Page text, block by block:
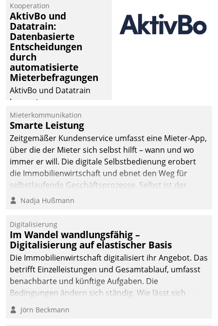
operativen
Instandhaltung in die
SAP-Systemlandschaft
deutscher
Wohnungsunternehmen
– und beschleunigt damit
den Weg vom
Mieteranliegen zum
Kooperation
AktivBo und
Datatrain:
Datenbasierte
Entscheidungen
durch
automatisierte
Mieterbefragungen
AktivBo und Datatrain
kooperieren –
Immobilienunternehmen
profitieren: Die nahtlose
Integration der Lösungen
von AktivBo und
Datatrain ermöglicht
automatisiert ausgelöste,
zielgerichtete
Mieterbefragungen – eine
starke Grundlage für
intelligente,
datengestützte
Entscheidungen.
Mieterkommunikation
Smarte Leistung
Zeitgemäßer Kundenservice umfasst eine Mieter-App,
über die der Mieter sich selbst hilft – wann und wo
immer er will. Die digitale Selbstbedienung erobert
die Immobilienwirtschaft und ebnet den Weg für
selbstlaufende Geschäftsprozesse. Selbst ist der
Kunde und smart der Serviceanbieter.
Nadja Hußmann
Digitalisierung
Im Wandel wandlungsfähig –
Digitalisierung auf elastischer Basis
Die Immobilienwirtschaft digitalisiert ihr Angebot. Das
betrifft Einzelleistungen und Gesamtablauf, umfasst
benachbarte und künftige Aufgaben. Die
Bedingungen ändern sich ständig. Wie lässt sich
technisch die Kontrolle wahren und zugleich Freiraum
fürs Wachsen öffnen?
Jörn Beckmann